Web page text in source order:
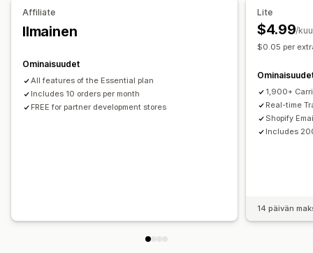
Ilmoitukset
Sähköposti
Käännös
Affiliate
Ilmainen
Ominaisuudet
All features of the Essential plan
Includes 10 orders per month
FREE for partner development stores
Lite
$4.99/
$0.05 per
1,900+
Real-time
Shopify
Includes
14 päivän